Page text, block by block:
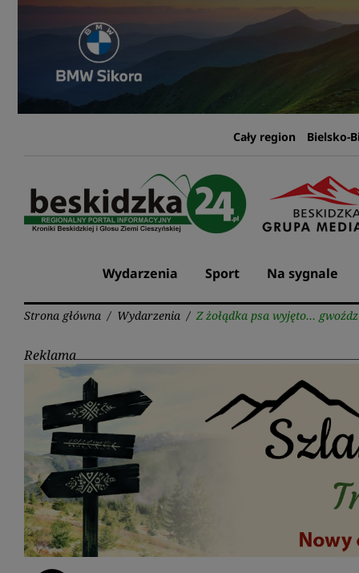
Przejdź
Cały region Bielsko-
Wydarzenia Sport Na sygnale
Strona główna / Wydarzenia / Z żołądka psa wyjęto…
Reklama